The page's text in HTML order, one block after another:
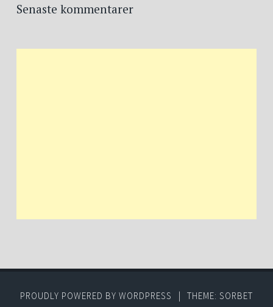
Senaste kommentarer
PROUDLY POWERED BY WORDPRESS |
THEME: SORBET